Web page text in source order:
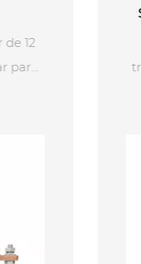
de
para
con
es